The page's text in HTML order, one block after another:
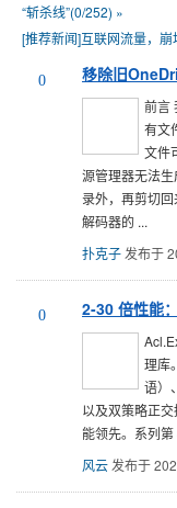
“斩杀线”(0/252) »
[推荐新闻]互联网流量，
0 移除旧
前言
有文
文件
源管理器无法
录外，再剪切
解码器的 ...
扑克子 发布于
0 2-30 倍性能
理库
语）
以及双策略正
能领先。系列
风云 发布于